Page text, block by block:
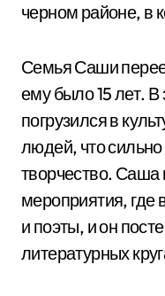
черном районе, в
Семья Саши
ему было 15 лет.
погрузился в
людей, что
творчество.
мероприятия, где
и поэты, и он
литературных